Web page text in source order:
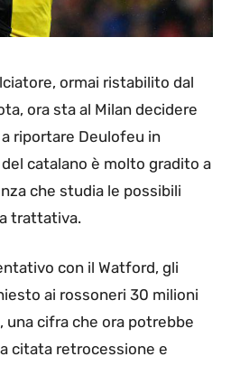
ormai ristabilito dal
ora sta al Milan decidere
riportare Deulofeu in
catalano è molto gradito a
che studia le possibili
trattativa.
con il Watford, gli
ai rossoneri 30 milioni
cifra che ora potrebbe
citata retrocessione e